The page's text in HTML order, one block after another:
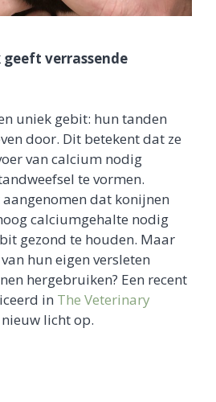
verrassende
uniek gebit: hun tanden
door. Dit betekent dat ze
van calcium nodig
te vormen.
dat konijnen
calciumgehalte nodig
gezond te houden. Maar
hun eigen versleten
hergebruiken? Een recent
in The Veterinary
licht op.